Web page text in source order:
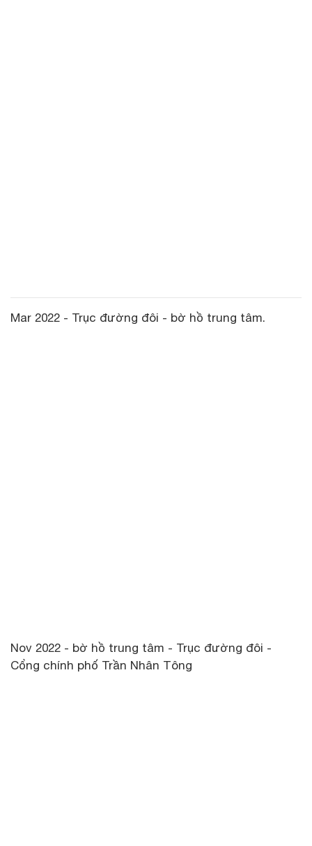
Mar 2022 - Trục đường đôi - bờ hồ trung tâm.
Nov 2022 - bờ hồ trung tâm - Trục đường đôi -
Cổng chính phố Trần Nhân Tông